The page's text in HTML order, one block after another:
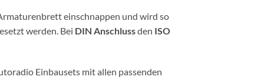
einschnappen und wird so
werden. Bei DIN Anschlussden ISO
Einbausets mit allen passenden